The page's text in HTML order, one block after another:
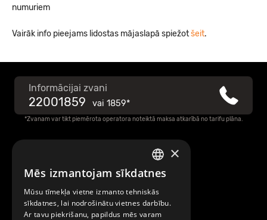
numuriem
Vairāk info pieejams lidostas mājaslapā spiežotšeit.
Informācijai zvani
22001859 vai 1859*
*Zvanam var tikt piemērota operatora noteiktā maksa atkarībā no tarifu plāna.
Par Mobilly
LATVIAN
ENGLISH
×
Mēs izmantojam sīkdatnes
Mūsu tīmekļa vietne izmanto tehniskās
sīkdatnes, lai nodrošinātu vietnes darbību.
Ar tavu piekrišanu, papildus mēs varam